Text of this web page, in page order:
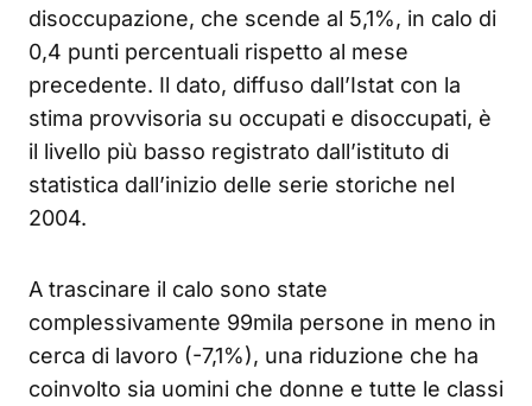
disoccupazione, che scende al 5,1%, in calo di
0,4 punti percentuali rispetto al mese
precedente. Il dato, diffuso dall’Istat con la
stima provvisoria su occupati e disoccupati, è
il livello più basso registrato dall’istituto di
statistica dall’inizio delle serie storiche nel
2004.
A trascinare il calo sono state
complessivamente 99mila persone in meno in
cerca di lavoro (-7,1%), una riduzione che ha
coinvolto sia uomini che donne e tutte le classi